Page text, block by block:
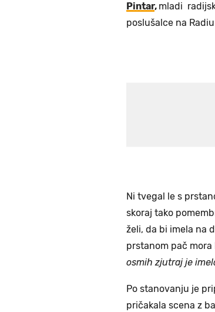
Pintar, mladi
poslušalce na
Ni tvegal le s
skoraj tako
želi, da bi imela na
prstanom pač mora
osmih zjutraj je
Po stanovanju je
pričakala scena z